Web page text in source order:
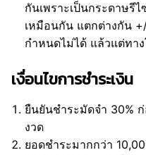
กันเพราะเป็นกระดาษรี
เหมือนกัน แตกต่างกัน
กำหนดไม่ได้ แล้วแต่ทา
เงื่อนไขการชำระเงิน
ยืนยันชำระมัดจำ 30%
งวด
ยอดชำระมากกว่า